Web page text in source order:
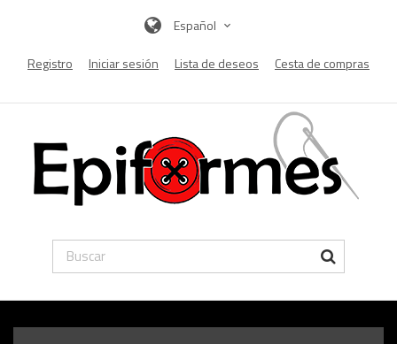
Español
Registro Iniciar sesión Lista de deseos Cesta de compras